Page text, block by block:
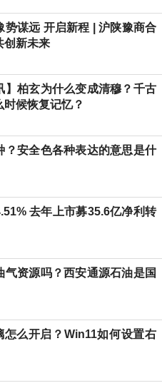
势谋远 开启新程 | 沪陕豫商合
创新未来
】柏玄为什么变成清穆？千古
候恢复记忆？
？安全色各种表达的意思是什
去年上市募35.6亿净利转
气资源吗？西安通源石油是国
怎么开启？Win11如何设置右